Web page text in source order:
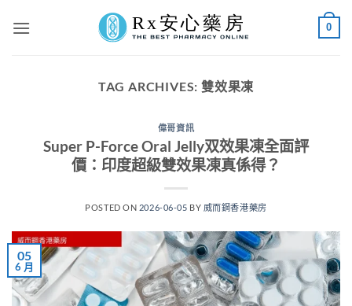
0
TAG ARCHIVES: 雙效果凍
偉哥資訊
Super P-Force Oral Jelly双效果凍全面評
價：印度超級雙效果凍真係得？
POSTED ON 2026-06-05 BY 威而鋼香港藥房
05
6 月